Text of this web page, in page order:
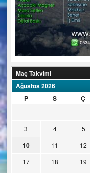
Maç Takvimi
Ağustos 2026
P
S Ç
3
4 5
10 11 12
17
18 19